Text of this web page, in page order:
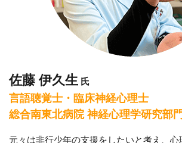
佐藤 伊久生 氏
言語聴覚士・臨床神経心理士
総合南東北病院 神経心理学研究部
元々は非行少年の支援をしたいと考え、心